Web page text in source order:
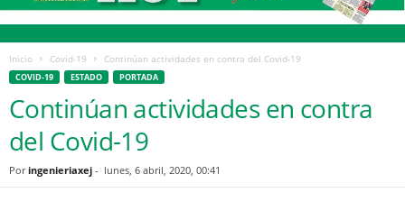
Inicio Covid-19 Continúan actividades en contra del Covid-19
COVID-19 ESTADO PORTADA
Continúan actividades en contra
del Covid-19
Por ingenieriaxej - lunes, 6 abril, 2020, 00:41